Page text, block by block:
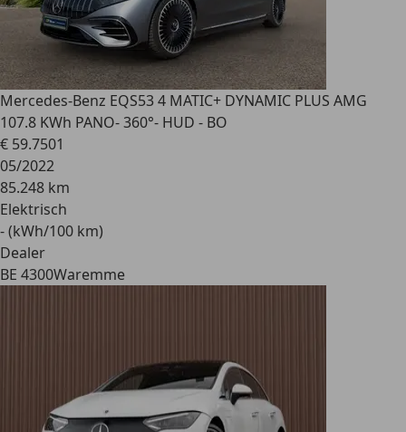
Mercedes-Benz EQS53 4 MATIC+ DYNAMIC PLUS AMG
107.8 KWh PANO- 360°- HUD - BO
€ 59.7501
05/2022
85.248 km
Elektrisch
- (kWh/100 km)
Dealer
BE 4300Waremme